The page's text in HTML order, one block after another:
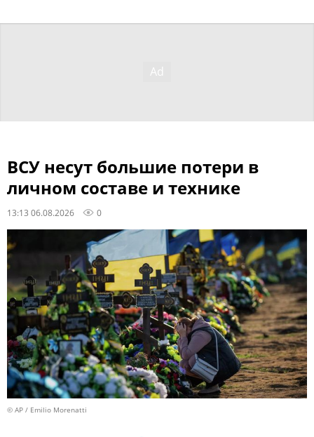
ВСУ несут большие потери в
личном составе и технике
13:13 06.08.2026 0
© AP / Emilio Morenatti